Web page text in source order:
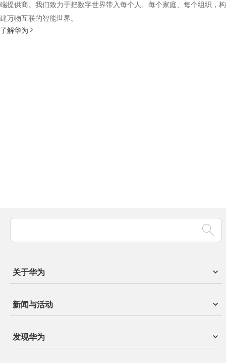
端提供商。我们致力于把数字世界带入每个人、每个家庭、每个组织，构
建万物互联的智能世界。
了解华为
关于华为
新闻与活动
发现华为